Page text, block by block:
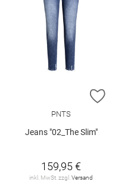
WUNSCHLISTE HINZUFÜGEN
ZUR
PNTS
Jeans "02_The Slim"
159,95 €
inkl. MwSt. zzgl. Versand